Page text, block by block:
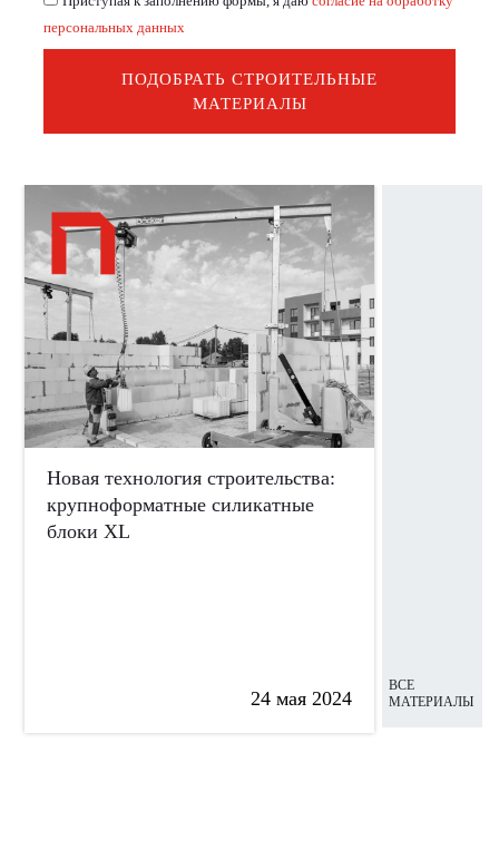
персональных данных
ПОДОБРАТЬ СТРОИТЕЛЬНЫЕ
МАТЕРИАЛЫ
Новая технология строительства:
крупноформатные силикатные
блоки XL
24 мая 2024
ВСЕ
МАТЕРИАЛЫ